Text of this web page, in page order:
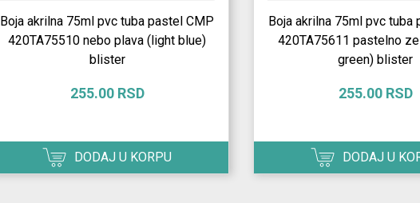
Boja akrilna 75ml pvc tuba pastel CMP
420TA75510 nebo plava (light blue)
blister
255.00 RSD
DODAJ U KORPU
Boja akrilna 75ml pvc tuba
420TA75611 pastelno
green) blister
255.00 RSD
DODAJ U